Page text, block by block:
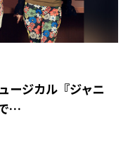
ージカル『ジャニ
…